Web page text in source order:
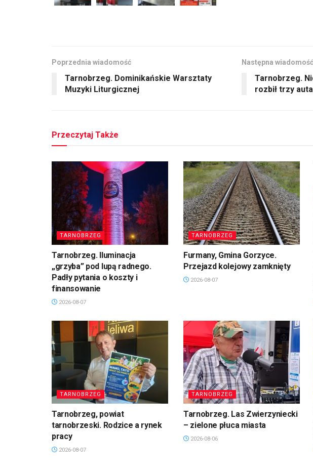
Poprzednia wiadomość
Tarnobrzeg. Dominikańskie Warsztaty
Muzyki Liturgicznej
Następna wiadomość
Tarnobrzeg.
rozbił trzy auta
Przeczytaj Także
TARNOBRZEG
Tarnobrzeg. Iluminacja
„grzyba” pod lupą radnego.
Padły pytania o koszty i
finansowanie
2026-08-07
TARNOBRZEG
Furmany, Gmina Gorzyce.
Przejazd kolejowy zamknięty
2026-08-07
TARNOBRZEG
Tarnobrzeg, powiat
tarnobrzeski. Rodzice a rynek
pracy
2026-08-07
TARNOBRZEG
Tarnobrzeg. Las Zwierzyniecki
– zielone płuca miasta
2026-08-06